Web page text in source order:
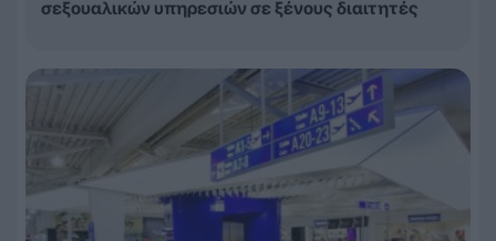
σεξουαλικών υπηρεσιών σε ξένους διαιτητές